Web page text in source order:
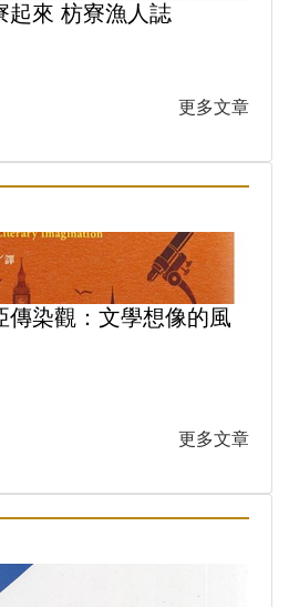
起來 枋寮漁人誌
更多文章
傳染觀：文學想像的風
更多文章